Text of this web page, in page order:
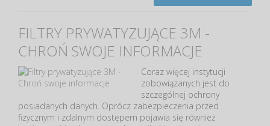
FILTRY PRYWATYZUJĄCE 3M -
CHROŃ SWOJE INFORMACJE
Coraz więcej instytucji
zobowiązanych jest do
szczególnej ochrony
posiadanych danych. Oprócz zabezpieczenia przed
fizycznym i zdalnym dostępem pojawia się również